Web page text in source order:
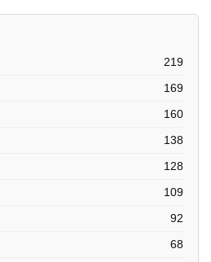
219
169
160
138
128
109
92
68